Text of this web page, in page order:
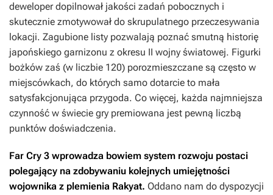
deweloper dopilnował jakości zadań pobocznych i
skutecznie zmotywował do skrupulatnego przeczesywania
lokacji. Zagubione listy pozwalają poznać smutną historię
japońskiego garnizonu z okresu II wojny światowej. Figurki
bożków zaś (w liczbie 120) porozmieszczane są często w
miejscówkach, do których samo dotarcie to mała
satysfakcjonująca przygoda. Co więcej, każda najmniejsza
czynność w świecie gry premiowana jest pewną liczbą
punktów doświadczenia.
Far Cry 3 wprowadza bowiem system rozwoju postaci
polegający na zdobywaniu kolejnych umiejętności
wojownika z plemienia Rakyat. Oddano nam do dyspozycji